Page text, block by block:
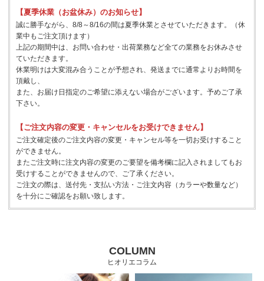
【夏季休業（お盆休み）のお知らせ】
誠に勝手ながら、8/8～8/16の間は夏季休業とさせていただきます。（休
業中もご注文頂けます）
上記の期間中は、お問い合わせ・出荷業務など全ての業務をお休みさせ
ていただきます。
休業明けは大変混み合うことが予想され、発送までに通常よりお時間を
頂戴し、
また、お届け日指定のご希望に添えない場合がございます。予めご了承
下さい。
【ご注文内容の変更・キャンセルをお受けできません】
ご注文確定後のご注文内容の変更・キャンセル等を一切お受けすること
ができません。
またご注文時に注文内容の変更のご要望を備考欄に記入されましてもお
受けすることができませんので、ご了承ください。
ご注文の際は、送付先・支払い方法・ご注文内容（カラーや数量など）
を十分にご確認をお願い致します。
COLUMN
ヒオリエコラム